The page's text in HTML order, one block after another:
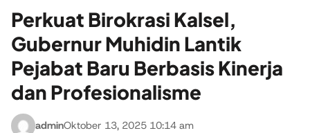
Perkuat Birokrasi Kalsel,
Gubernur Muhidin Lantik
Pejabat Baru Berbasis Kinerja
dan Profesionalisme
adminOktober 13, 2025 10:14 am